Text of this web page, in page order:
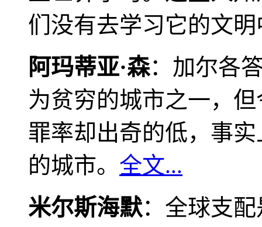
们没有去学习它的文
阿玛蒂亚·森：加尔各
为贫穷的城市之一，
罪率却出奇的低，事
的城市。 全文...
米尔斯海默：全球支